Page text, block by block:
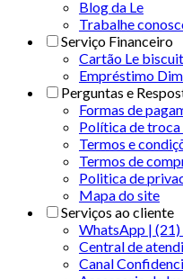
Blog da Le
Trabalhe
Serviço Financeiro
Cartão Le biscuit
Empréstimo
Perguntas e
Formas de
Política de troca
Termos e
Termos de
Politica de
Mapa do site
Serviços ao cliente
WhatsApp |
Central de
Canal